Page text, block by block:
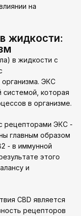
на
жидкости:
в жидкости с
ЭКС
системой, которая
в организме.
рецепторами ЭКС -
главным образом
- в иммунной
этого
и
CBD является
рецепторов